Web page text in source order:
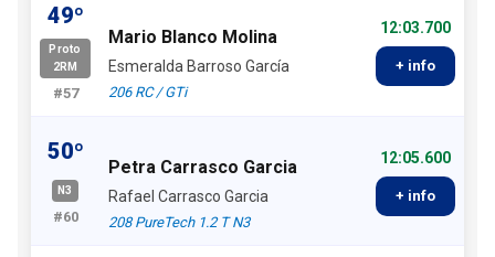
49º
Proto
2RM
#57
Mario Blanco Molina
Esmeralda Barroso García
206 RC / GTi
12:03.700
+ info
50º
N3
#60
Petra Carrasco Garcia
Rafael Carrasco Garcia
208 PureTech 1.2 T N3
12:05.600
+ info